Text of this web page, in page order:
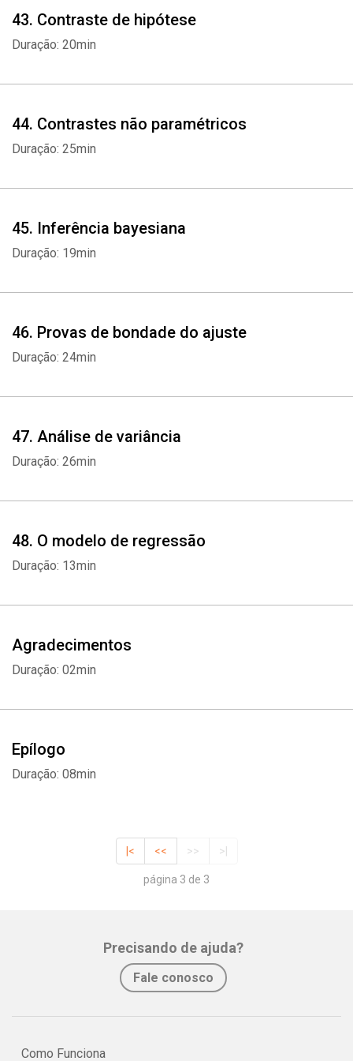
43. Contraste de hipótese
Duração: 20min
44. Contrastes não paramétricos
Duração: 25min
45. Inferência bayesiana
Duração: 19min
46. Provas de bondade do ajuste
Duração: 24min
47. Análise de variância
Duração: 26min
48. O modelo de regressão
Duração: 13min
Agradecimentos
Duração: 02min
Epílogo
Duração: 08min
|< << >> >|
página 3 de 3
Precisando de ajuda?
Fale conosco
Como Funciona